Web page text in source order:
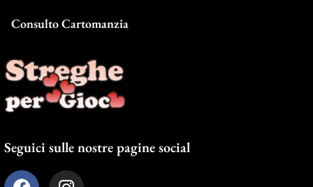
Consulto Cartomanzia
Seguici sulle nostre pagine social
F
I